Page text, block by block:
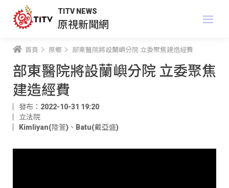
TITV NEWS
原視新聞網
首頁 原鄉 部東醫院將設蘭嶼分院 立委聚焦建造經費
部東醫院將設蘭嶼分院 立委聚焦
建造經費
發布：2022-10-31 19:20
立法院
Kimliyan(陸萱) 、 Batu(戴亞盛)